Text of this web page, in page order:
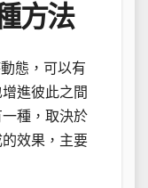
方法
態，可以有
進彼此之間
種，取決於
效果，主要